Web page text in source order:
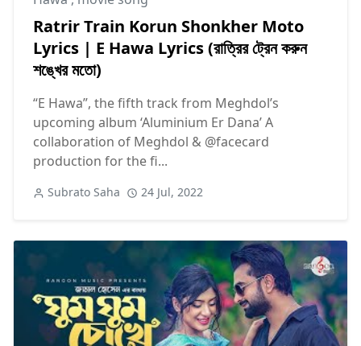
Ratrir Train Korun Shonkher Moto
Lyrics | E Hawa Lyrics (রাত্রির ট্রেন করুন
শঙ্খের মতো)
“E Hawa”, the fifth track from Meghdol’s
upcoming album ‘Aluminium Er Dana’ A
collaboration of Meghdol & @facecard
production for the fi...
Subrato Saha 24 Jul, 2022